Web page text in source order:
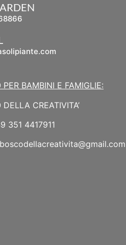
PER BAMBINI E FAMIGLIE:
DELLA CREATIVITA’
351 4417911
boscodellacreativita@gmail.com